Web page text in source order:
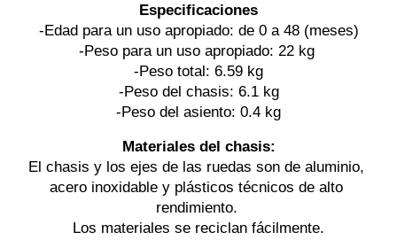
Especificaciones
-Edad para un uso apropiado: de 0 a 48 (meses)
-Peso para un uso apropiado: 22 kg
-Peso total: 6.59 kg
-Peso del chasis: 6.1 kg
-Peso del asiento: 0.4 kg
Materiales del chasis:
El chasis y los ejes de las ruedas son de aluminio,
acero inoxidable y plásticos técnicos de alto
rendimiento.
Los materiales se reciclan fácilmente.